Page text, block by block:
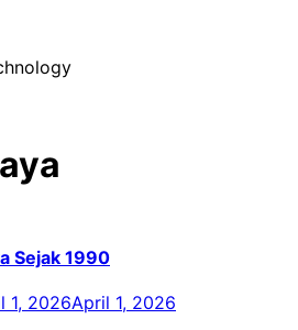
Sejak 1990
1, 2026April 1, 2026